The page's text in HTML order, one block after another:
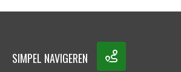
SIMPEL NAVIGEREN